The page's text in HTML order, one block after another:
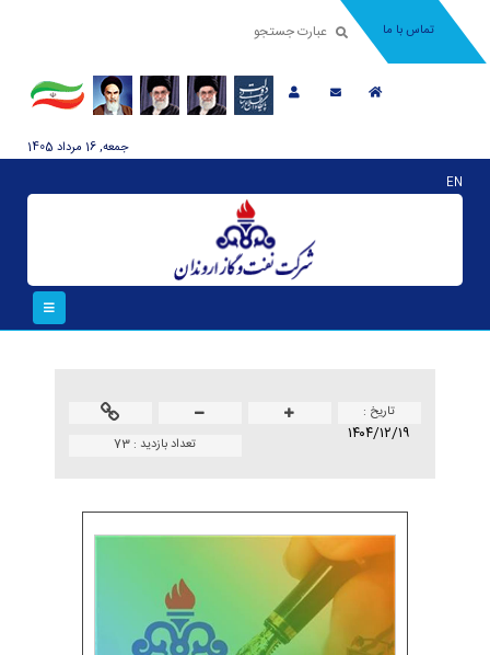
تماس با ما
جمعه, 16 مرداد 1405
EN
تاريخ :
۱۴۰۴/۱۲/۱۹ تعداد بازدید : 73